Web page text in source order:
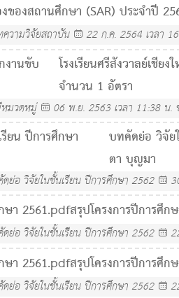
งของสถานศึกษา (SAR) ประจำปี
วามวิจัยสถาบัน 22 ก.ค. 2564 เวลา
งานขับ
โรงเรียนศรีสังวาลย์เชี
จำนวน 1 อัตรา
มวดหมู่ 06 พ.ย. 2563 เวลา 11:38 น.
ยน ปีการศึกษา
บทคัดย่อ วิจัย
ตา บุญมา
ย่อ วิจัยในชั้นเรียน ปีการศึกษา 2562
ษา 2561.pdfสรุปโครงการปีการศึ
ย่อ วิจัยในชั้นเรียน ปีการศึกษา 2562
ษา 2561.pdfสรุปโครงการปีการศึ
ย่อ วิจัยในชั้นเรียน ปีการศึกษา 2562